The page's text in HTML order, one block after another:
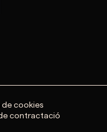
cookies
contractació